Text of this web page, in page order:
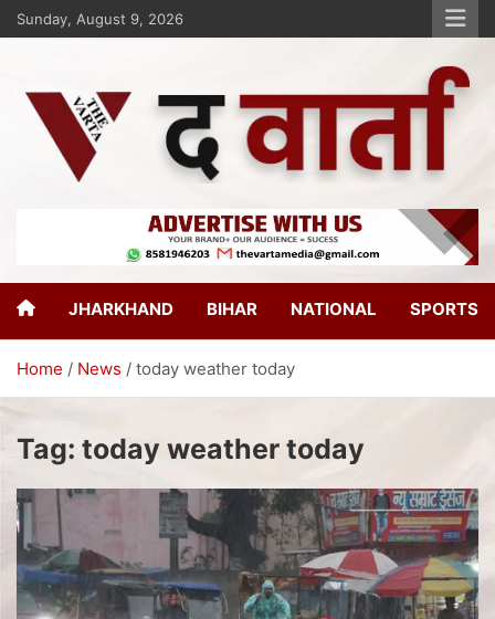
Sunday, August 9, 2026
The Varta
JHARKHAND BIHAR NATIONAL SPORTS
Home News today weather today
Tag: today weather today